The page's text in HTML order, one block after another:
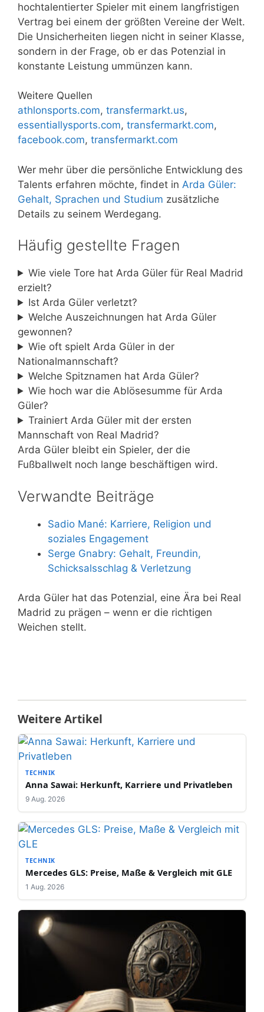
hochtalentierter Spieler mit einem langfristigen
Vertrag bei einem der größten Vereine der Welt.
Die Unsicherheiten liegen nicht in seiner Klasse,
sondern in der Frage, ob er das Potenzial in
konstante Leistung ummünzen kann.
Weitere Quellen
athlonsports.com, transfermarkt.us,
essentiallysports.com, transfermarkt.com,
facebook.com, transfermarkt.com
Wer mehr über die persönliche Entwicklung des
Talents erfahren möchte, findet in Arda Güler:
Gehalt, Sprachen und Studium zusätzliche
Details zu seinem Werdegang.
Häufig gestellte Fragen
Wie viele Tore hat Arda Güler für Real Madrid
erzielt?
Ist Arda Güler verletzt?
Welche Auszeichnungen hat Arda Güler
gewonnen?
Wie oft spielt Arda Güler in der
Nationalmannschaft?
Welche Spitznamen hat Arda Güler?
Wie hoch war die Ablösesumme für Arda
Güler?
Trainiert Arda Güler mit der ersten
Mannschaft von Real Madrid?
Arda Güler bleibt ein Spieler, der die
Fußballwelt noch lange beschäftigen wird.
Verwandte Beiträge
Sadio Mané: Karriere, Religion und
soziales Engagement
Serge Gnabry: Gehalt, Freundin,
Schicksalsschlag & Verletzung
Arda Güler hat das Potenzial, eine Ära bei Real
Madrid zu prägen – wenn er die richtigen
Weichen stellt.
Weitere Artikel
TECHNIK
Anna Sawai: Herkunft, Karriere und Privatleben
9 Aug. 2026
TECHNIK
Mercedes GLS: Preise, Maße & Vergleich mit GLE
1 Aug. 2026